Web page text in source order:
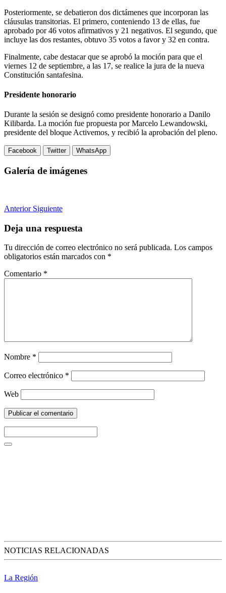
Posteriormente, se debatieron dos dictámenes que incorporan las
cláusulas transitorias. El primero, conteniendo 13 de ellas, fue
aprobado por 46 votos afirmativos y 21 negativos. El segundo, que
incluye las dos restantes, obtuvo 35 votos a favor y 32 en contra.
Finalmente, cabe destacar que se aprobó la moción para que el
viernes 12 de septiembre, a las 17, se realice la jura de la nueva
Constitución santafesina.
Presidente honorario
Durante la sesión se designó como presidente honorario a Danilo
Kilibarda. La moción fue propuesta por Marcelo Lewandowski,
presidente del bloque Activemos, y recibió la aprobación del pleno.
Facebook Twitter WhatsApp
Galería de imágenes
Anterior Siguiente
Deja una respuesta
Tu dirección de correo electrónico no será publicada. Los campos
obligatorios están marcados con *
Comentario *
Nombre *
Correo electrónico *
Web
NOTICIAS RELACIONADAS
La Región